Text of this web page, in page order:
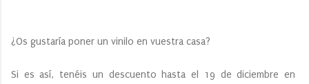
¿Os gustaría poner un vinilo en vuestra casa?
Si es así, tenéis un descuento hasta el 19 de diciembre en